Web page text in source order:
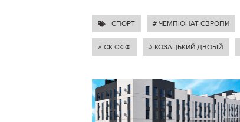
СПОРТ # ЧЕМПІОНАТ ЄВРОПИ
# СК СКІФ # КОЗАЦЬКИЙ ДВОБІЙ